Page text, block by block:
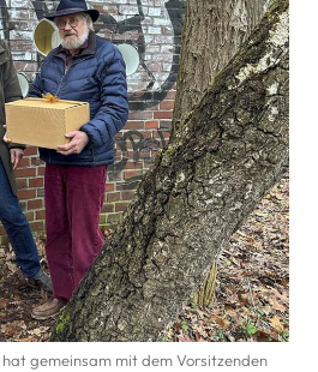
gemeinsam mit dem Vorsitzenden